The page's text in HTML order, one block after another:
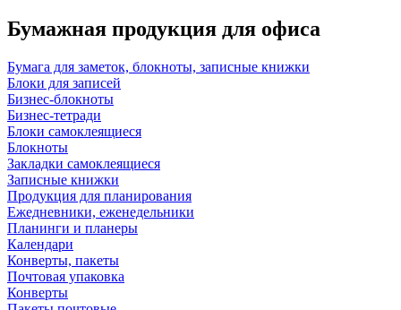
Бумажная продукция для офиса
Бумага для заметок, блокноты, записные книжки
Блоки для записей
Бизнес-блокноты
Бизнес-тетради
Блоки самоклеящиеся
Блокноты
Закладки самоклеящиеся
Записные книжки
Продукция для планирования
Ежедневники, еженедельники
Планинги и планеры
Календари
Конверты, пакеты
Почтовая упаковка
Конверты